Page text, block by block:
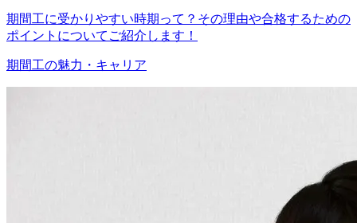
期間工に受かりやすい時期って？その理由や合格するための
ポイントについてご紹介します！
期間工の魅力・キャリア